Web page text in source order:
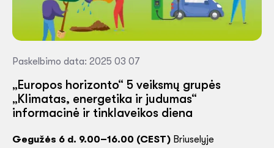
Paskelbimo data: 2025 03 07
„Europos horizonto“ 5 veiksmų grupės
„Klimatas, energetika ir judumas“
informacinė ir tinklaveikos diena
Gegužės 6 d. 9.00–16.00 (CEST) Briuselyje